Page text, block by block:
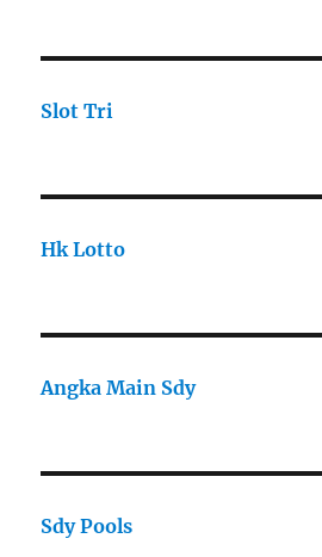
Slot Tri
Hk Lotto
Angka Main Sdy
Sdy Pools